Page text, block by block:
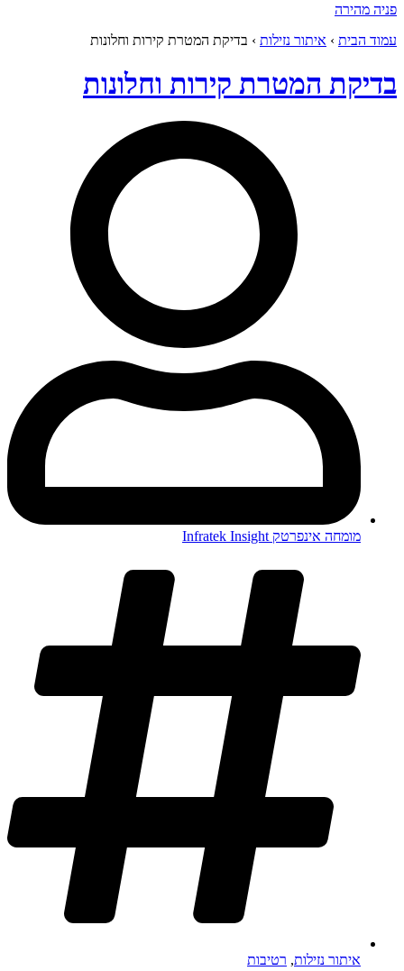
פניה מהירה
עמוד הבית › איתור נזילות › בדיקת המטרת קירות וחלונות
בדיקת המטרת קירות וחלונות
מומחה אינפרטק Infratek Insight
איתור נזילות, רטיבות